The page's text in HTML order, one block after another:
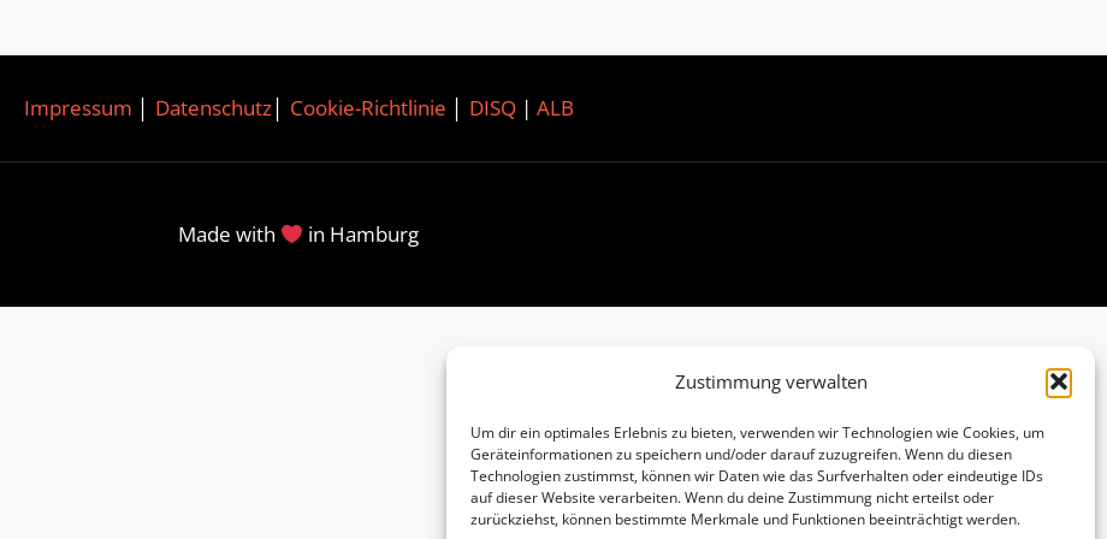
Zustimmung verwalten
Um dir ein optimales Erlebnis zu bieten, verwenden wir Technologien wie Cookies, um
Geräteinformationen zu speichern und/oder darauf zuzugreifen. Wenn du diesen
Technologien zustimmst, können wir Daten wie das Surfverhalten oder eindeutige IDs
auf dieser Website verarbeiten. Wenn du deine Zustimmung nicht erteilst oder
zurückziehst, können bestimmte Merkmale und Funktionen beeinträchtigt werden.
Impressum Datenschutz│ Cookie-Richtlinie DISQ| ALB
Made with in Hamburg